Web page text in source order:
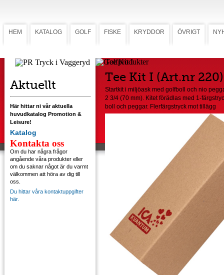
HEM KATALOG GOLF FISKE KRYDDOR ÖVRIGT
Aktuellt
Här hittar ni vår aktuella
huvudkatalog Promotion &
Leisure!
Katalog
Kontakta oss
Om du har några frågor
angående våra produkter eller
om du saknar något är du varmt
välkommen att höra av dig till
oss.
Du hittar våra kontaktuppgifter
här.
Tee Kit I
Tee Kit I (Art.nr 220)
Startkit i miljöask med golfboll och nio
2 3/4 (70 mm). Kitet förädlas med 1-
boll och peggar. Flerfärgstryck mot tillägg